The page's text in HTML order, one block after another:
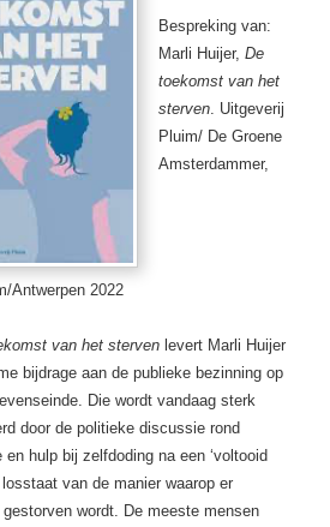
Bespreking van:
Marli Huijer, De
toekomst van het
sterven. Uitgeverij
Pluim/ De Groene
Amsterdammer,
Antwerpen 2022
van het stervenlevert Marli Huijer
bijdrage aan de publieke bezinning op
Die wordt vandaag sterk
door de politieke discussie rond
en hulp bij zelfdoding na een ‘voltooid
losstaat van de manier waarop er
gestorven wordt. De meeste mensen